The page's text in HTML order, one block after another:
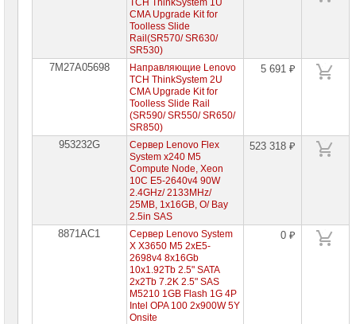
для
серверов
Lenovo
Опции
для
TCH ThinkSystem 1U
CMA Upgrade Kit for
Toolless Slide
Rail(SR570/ SR630/
SR530)
7M27A05698
Направляющие Lenovo
TCH ThinkSystem 2U
CMA Upgrade Kit for
Toolless Slide Rail
(SR590/ SR550/ SR650/
SR850)
5 691 ₽
953232G
Сервер Lenovo Flex
System x240 M5
Compute Node, Xeon
10C E5-2640v4 90W
2.4GHz/ 2133MHz/
25MB, 1x16GB, O/ Bay
2.5in SAS
523 318 ₽
8871AC1
Сервер Lenovo System
X X3650 M5 2xE5-
2698v4 8x16Gb
10x1.92Tb 2.5" SATA
2x2Tb 7.2K 2.5" SAS
M5210 1GB Flash 1G 4P
Intel OPA 100 2x900W 5Y
Onsite
0 ₽